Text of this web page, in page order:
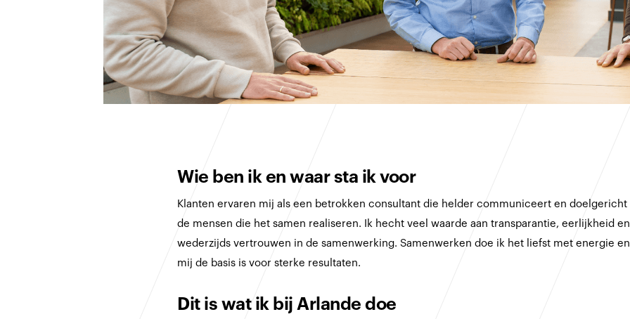
Wie ben ik en waar sta ik voor
Klanten ervaren mij als een betrokken consultant die helder communiceert en
de mensen die het samen realiseren. Ik hecht veel waarde aan transparantie, eerlijkheid
wederzijds vertrouwen in de samenwerking. Samenwerken doe ik het liefst met energie
mij de basis is voor sterke resultaten.
Dit is wat ik bij Arlande doe